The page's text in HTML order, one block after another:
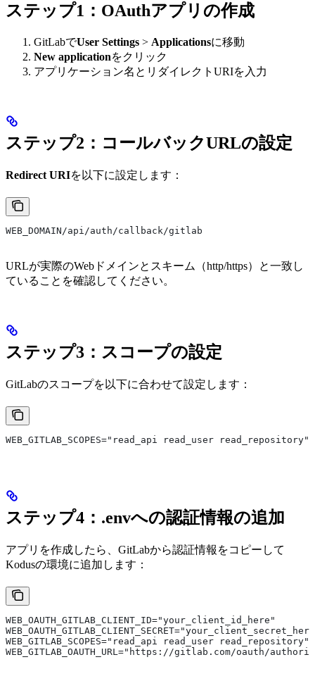
ステップ1：OAuthアプリの作成
GitLabでUser Settings > Applicationsに移動
New applicationをクリック
アプリケーション名とリダイレクトURIを入力
ステップ2：コールバックURLの設定
Redirect URIを以下に設定します：
WEB_DOMAIN/api/auth/callback/gitlab
URLが実際のWebドメインとスキーム（http/https）と一致し
ていることを確認してください。
ステップ3：スコープの設定
GitLabのスコープを以下に合わせて設定します：
WEB_GITLAB_SCOPES="read_api read_user read_repository"
ステップ4：.envへの認証情報の追加
アプリを作成したら、GitLabから認証情報をコピーして
Kodusの環境に追加します：
WEB_OAUTH_GITLAB_CLIENT_ID="your_client_id_here"
WEB_GITLAB_SCOPES="read_api read_user read_repository"
WEB_GITLAB_OAUTH_URL="https://gitlab.com/oauth/